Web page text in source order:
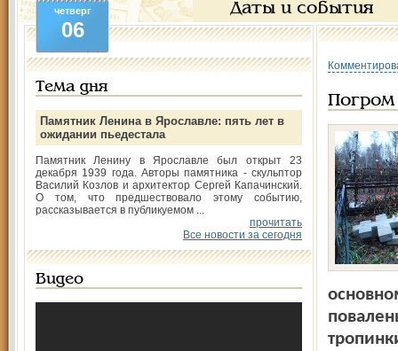
Даты и события
четверг
06
Тема дня
Памятник Ленина в Ярославле: пять лет в
ожидании пьедестала
Памятник Ленину в Ярославле был открыт 23
декабря 1939 года. Авторы памятника - скульптор
Василий Козлов и архитектор Сергей Капачинский.
О том, что предшествовало этому событию,
рассказывается в публикуемом ...
прочитать
Все новости за сегодня
Видео
Погром